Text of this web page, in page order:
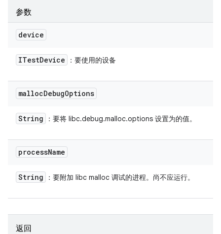
参数
device
ITestDevice ：要使用的设备
mallocDebugOptions
String ：要将 libc.debug.malloc.options 设置为的值。
processName
String ：要附加 libc malloc 调试的进程。尚不应运行。
返回